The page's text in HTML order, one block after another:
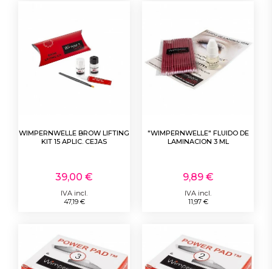
WIMPERNWELLE BROW LIFTING
KIT 15 APLIC. CEJAS
39,00 €
IVA incl.
47,19 €
"WIMPERNWELLE" FLUIDO DE
LAMINACION 3 ML
9,89 €
IVA incl.
11,97 €